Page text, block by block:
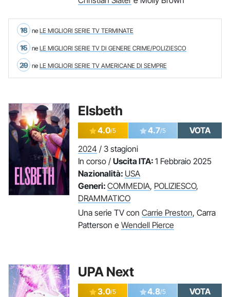
13 ne LE MIGLIORI SERIE TV TERMINATE
15 ne LE MIGLIORI SERIE TV DI GENERE CRIME/POLIZIESCO
29 ne LE MIGLIORI SERIE TV AMERICANE DI SEMPRE
Elsbeth
4.0/5 4.7/5
VOTA
2024 / 3 stagioni
In corso / Uscita ITA: 1 Febbraio 2025
Nazionalità: USA
Generi: COMMEDIA, POLIZIESCO,
DRAMMATICO
Una serie TV con Carrie Preston, Carra
Patterson e Wendell Pierce
UPA Next
3.0/5 4.8/5
VOTA